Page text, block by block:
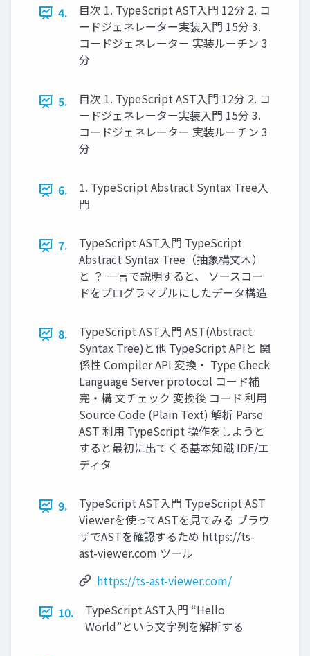
4.
目次 1. TypeScript AST入門 12分 2. コ
ードジェネレーター実装入門 15分 3.
コードジェネレーター 実装ルーチン 3
分
5.
目次 1. TypeScript AST入門 12分 2. コ
ードジェネレーター実装入門 15分 3.
コードジェネレーター 実装ルーチン 3
分
6.
1. TypeScript Abstract Syntax Tree入
門
7.
TypeScript AST入門 TypeScript
Abstract Syntax Tree（抽象構文木）
と ？ 一言で説明すると、 ソースコー
ドをプログラマブルにしたデータ構造
8.
TypeScript AST入門 AST(Abstract
Syntax Tree)と他 TypeScript APIと 関
係性 Compiler API 変換・ Type Check
Language Server protocol コード補
完・構 文チェック 変換後 コード 利用
Source Code (Plain Text) 解析 Parse
AST 利用 TypeScript 操作をしようと
すると最初に出てくる基本知識 IDE/エ
ディタ
9.
TypeScript AST入門 TypeScript AST
Viewerを使ってASTを見てみる ブラウ
ザでASTを確認するため https://ts-
ast-viewer.com ツール
https://ts-ast-viewer.com/
10.
TypeScript AST入門 “Hello
World”という文字列を解析する